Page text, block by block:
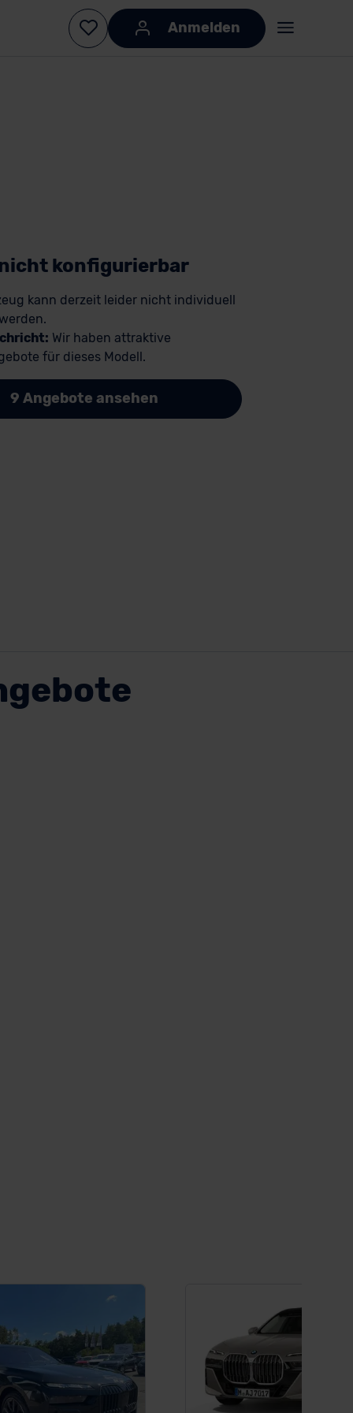
Anmelden
konfigurierbar
kann derzeit leider nicht individuell
Wir haben attraktive
für dieses Modell.
9 Angebote ansehen